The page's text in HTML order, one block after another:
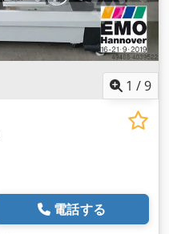
1 /9
電話する